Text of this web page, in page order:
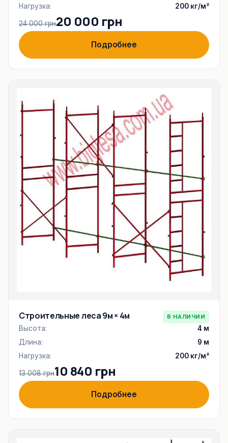
Нагрузка: 200 кг/м²
24 000 грн20 000 грн
Подробнее
Строительные леса 9м × 4м В НАЛИЧИИ
Высота:
4 м
Длина:
9 м
Нагрузка:
200 кг/м²
13 008 грн10 840 грн
Подробнее